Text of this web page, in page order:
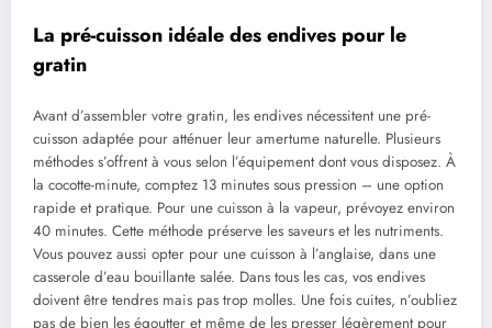
La pré-cuisson idéale des endives pour le
gratin
Avant d’assembler votre gratin, les endives nécessitent une pré-
cuisson adaptée pour atténuer leur amertume naturelle. Plusieurs
méthodes s’offrent à vous selon l’équipement dont vous disposez. À
la cocotte-minute, comptez 13 minutes sous pression – une option
rapide et pratique. Pour une cuisson à la vapeur, prévoyez environ
40 minutes. Cette méthode préserve les saveurs et les nutriments.
Vous pouvez aussi opter pour une cuisson à l’anglaise, dans une
casserole d’eau bouillante salée. Dans tous les cas, vos endives
doivent être tendres mais pas trop molles. Une fois cuites, n’oubliez
pas de bien les égoutter et même de les presser légèrement pour